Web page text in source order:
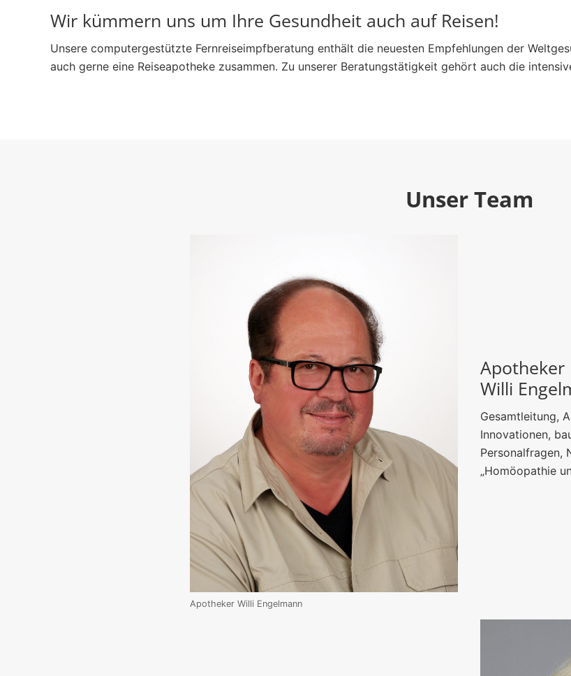
Wir kümmern uns um Ihre Gesundheit auch auf Reisen!
Unsere computergestützte Fernreiseimpfberatung enthält die neuesten Empfehlungen der
auch gerne eine Reiseapotheke zusammen. Zu unserer Beratungstätigkeit gehört auch die
Unser Team
Apotheker Willi Engelmann
Apotheker
Willi
Gesamtleitung,
Innovationen,
Personalfragen,
„Homöopathie